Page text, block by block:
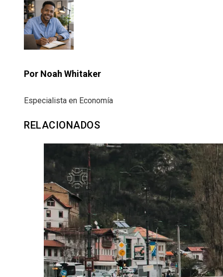
Por Noah Whitaker
Especialista en Economía
RELACIONADOS